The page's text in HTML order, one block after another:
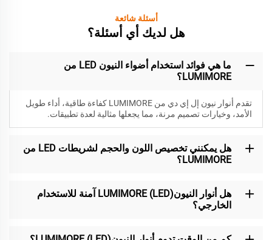
أسئلة شائعة
هل لديك أي أسئلة؟
ما هي فوائد استخدام أضواء النيون LED من
LUMIMORE؟
تقدم أنوار نيون إل إي دي من LUMIMORE كفاءة طاقية، أداء طويل
الأمد، وخيارات تصميم مرنة، مما يجعلها مثالية لعدة تطبيقات.
هل يمكنني تخصيص اللون والحجم لشريطات LED من
LUMIMORE؟
هل أنوار النيون(LED) LUMIMORE آمنة للاستخدام
الخارجي؟